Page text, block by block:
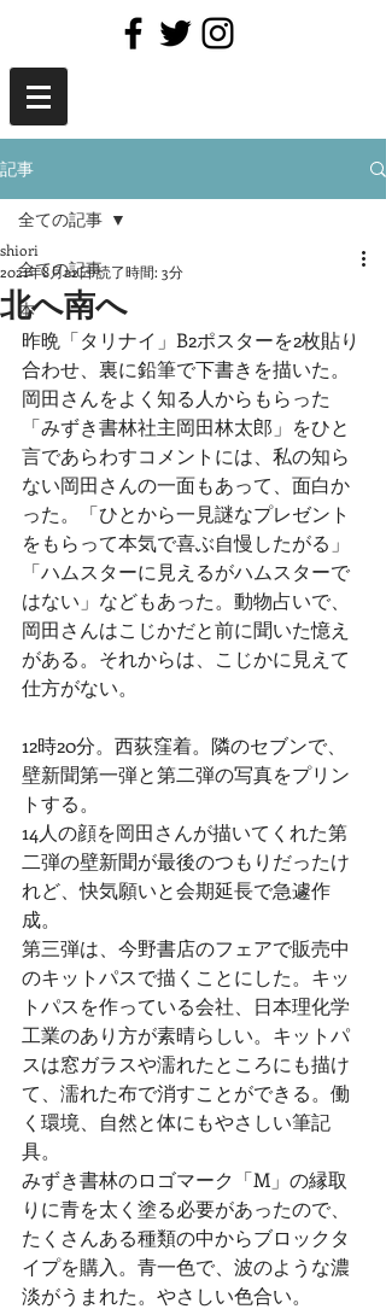
記事
全ての記事
本
全ての記事
北へ南へ
shiori
2021年8月22日読了時間: 3分
昨晩「タリナイ」B2ポスターを2枚貼り
合わせ、裏に鉛筆で下書きを描いた。
岡田さんをよく知る人からもらった
「みずき書林社主岡田林太郎」をひと
言であらわすコメントには、私の知ら
ない岡田さんの一面もあって、面白か
った。「ひとから一見謎なプレゼント
をもらって本気で喜ぶ自慢したがる」
「ハムスターに見えるがハムスターで
はない」などもあった。動物占いで、
岡田さんはこじかだと前に聞いた憶え
がある。それからは、こじかに見えて
仕方がない。
12時20分。西荻窪着。隣のセブンで、
壁新聞第一弾と第二弾の写真をプリン
トする。
14人の顔を岡田さんが描いてくれた第
二弾の壁新聞が最後のつもりだったけ
れど、快気願いと会期延長で急遽作
成。
第三弾は、今野書店のフェアで販売中
のキットパスで描くことにした。キッ
トパスを作っている会社、日本理化学
工業のあり方が素晴らしい。キットパ
スは窓ガラスや濡れたところにも描け
て、濡れた布で消すことができる。働
く環境、自然と体にもやさしい筆記
具。
みずき書林のロゴマーク「M」の縁取
りに青を太く塗る必要があったので、
たくさんある種類の中からブロックタ
イプを購入。青一色で、波のような濃
淡がうまれた。やさしい色合い。